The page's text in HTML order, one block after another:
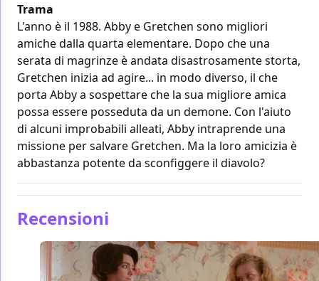
Trama
L'anno è il 1988. Abby e Gretchen sono migliori
amiche dalla quarta elementare. Dopo che una
serata di magrinze è andata disastrosamente storta,
Gretchen inizia ad agire... in modo diverso, il che
porta Abby a sospettare che la sua migliore amica
possa essere posseduta da un demone. Con l'aiuto
di alcuni improbabili alleati, Abby intraprende una
missione per salvare Gretchen. Ma la loro amicizia è
abbastanza potente da sconfiggere il diavolo?
Recensioni